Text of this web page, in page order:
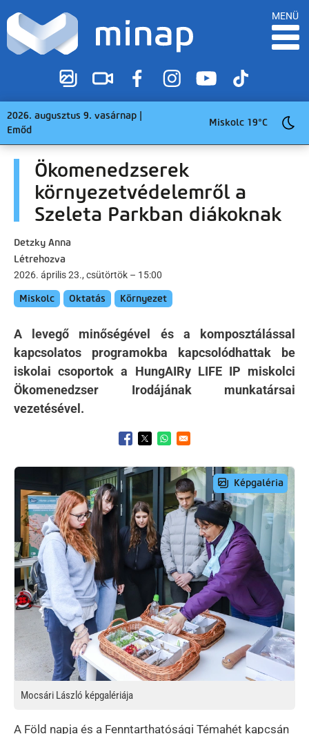
MENÜ
2026. augusztus 9. vasárnap |
Emőd
Miskolc 19°C
Ökomenedzserek
környezetvédelemről a
Szeleta Parkban diákoknak
Detzky Anna
Létrehozva
2026. április 23., csütörtök – 15:00
Miskolc Oktatás Környezet
A levegő minőségével és a komposztálással
kapcsolatos programokba kapcsolódhattak be
iskolai csoportok a HungAIRy LIFE IP miskolci
Ökomenedzser Irodájának munkatársai
vezetésével.
Opens in a new window
Opens in a new window
Opens in a new window
Preview Image
Mocsári László képgalériája
A Föld napja és a Fenntarthatósági Témahét kapcsán